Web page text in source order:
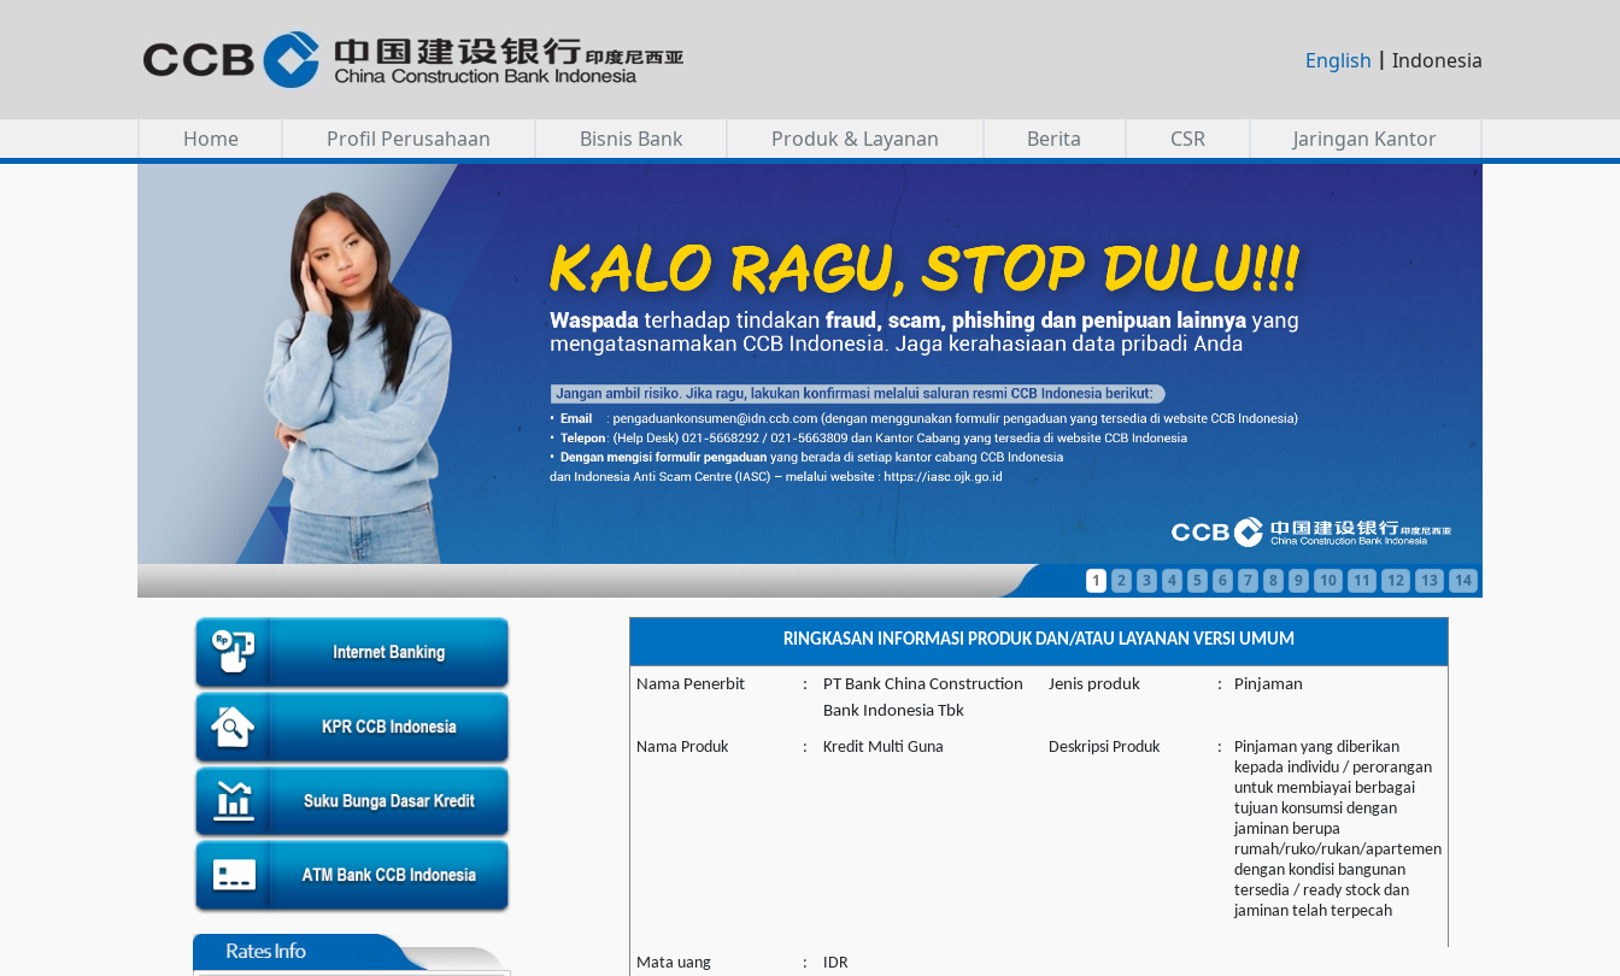
English | Indonesia
Home Profil Perusahaan Bisnis Bank Produk & Layanan Berita CSR Jaringan Kantor
1 2 3 4 5 6 7 8 9 10 11 12 13 14
RINGKASAN INFORMASI PRODUK DAN/ATAU LAYANAN VERSI UMUM
Nama Penerbit :
PT Bank China Construction
Bank Indonesia Tbk
Jenis produk : Pinjaman
Nama Produk : Kredit Multi Guna Deskripsi Produk :
Pinjaman yang diberikan
kepada individu / perorangan
untuk membiayai berbagai
tujuan konsumsi dengan
jaminan berupa
rumah/ruko/rukan/apartemen
dengan kondisi bangunan
tersedia / ready stock dan
jaminan telah terpecah
Mata uang : IDR